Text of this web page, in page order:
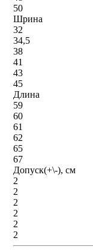
50
Шрина
32
34,5
38
41
43
45
Длина
59
60
61
62
65
67
Допуск(+\-), см
2
2
2
2
2
2